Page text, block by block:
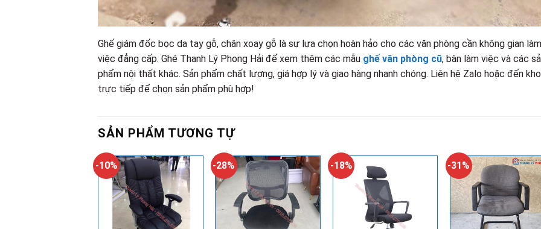
Ghế giám đốc bọc da tay gỗ, chân xoay gỗ là sự lựa chọn hoàn hảo cho các văn phòng cần không gian làm
việc đẳng cấp. Ghé Thanh Lý Phong Hải để xem thêm các mẫu ghế văn phòng cũ, bàn làm việc và các
phẩm nội thất khác. Sản phẩm chất lượng, giá hợp lý và giao hàng nhanh chóng. Liên hệ Zalo hoặc đến kho
trực tiếp để chọn sản phẩm phù hợp!
SẢN PHẨM TƯƠNG TỰ
-10% -28% -18% -31%